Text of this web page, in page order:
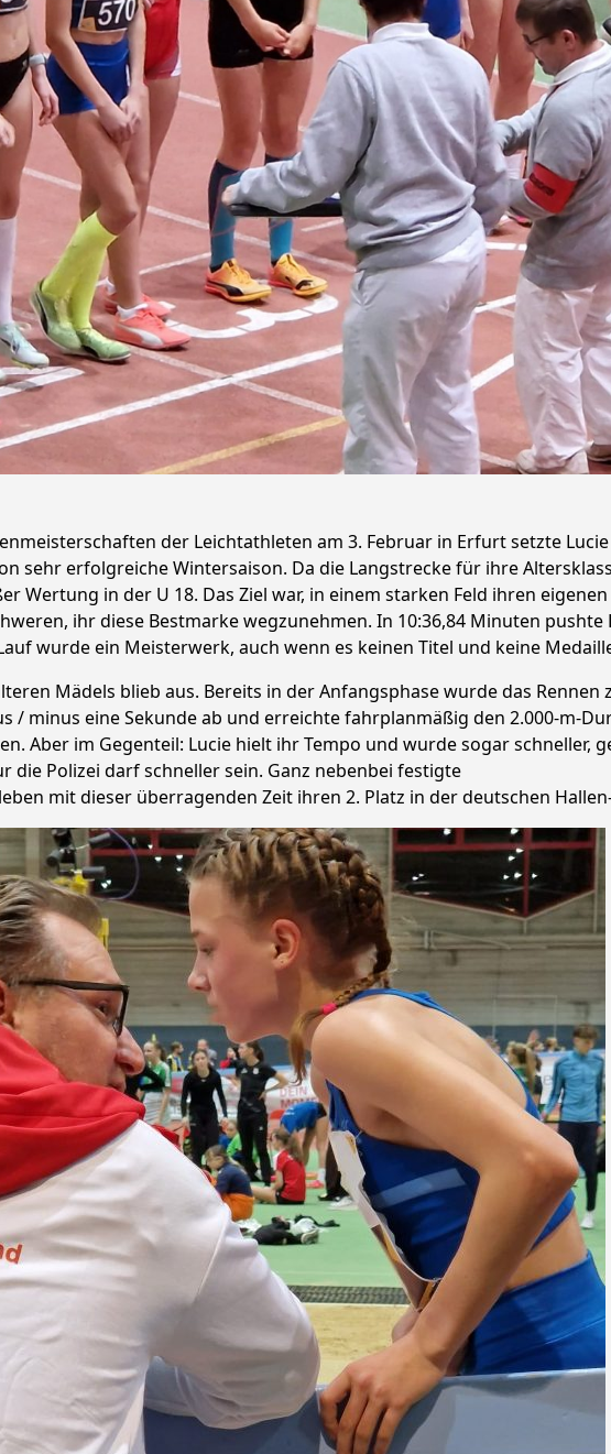
der Leichtathleten am 3. Februar in Erfurt setzte Lucie
sehr erfolgreiche Wintersaison. Da die Langstrecke für ihre
Wertung in der U 18. Das Ziel war, in einem starken Feld ihren
ihr diese Bestmarke wegzunehmen. In 10:36,84 Minuten pushte
wurde ein Meisterwerk, auch wenn es keinen Titel und keine
Mädels blieb aus. Bereits in der Anfangsphase wurde das Rennen
/ minus eine Sekunde ab und erreichte fahrplanmäßig den 2.000-m-
Aber im Gegenteil: Lucie hielt ihr Tempo und wurde sogar schneller,
die Polizei darf schneller sein. Ganz nebenbei festigte
mit dieser überragenden Zeit ihren 2. Platz in der deutschen